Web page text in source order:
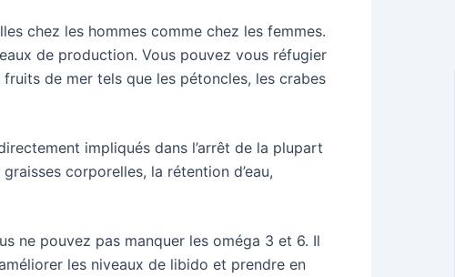
chez les hommes comme chez les femmes.
de production. Vous pouvez vous réfugier
de mer tels que les pétoncles, les crabes
impliqués dans l’arrêt de la plupart
corporelles, la rétention d’eau,
ne pouvez pas manquer les oméga 3 et 6. Il
les niveaux de libido et prendre en